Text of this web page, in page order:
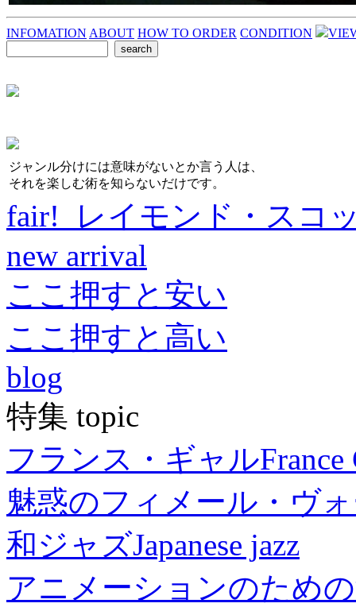
INFOMATION ABOUT HOW TO ORDER CONDITION
ジャンル分けには意味がないとか言う人は、
それを楽しむ術を知らないだけです。
fair! レイモンド・スコ
new arrival
ここ押すと安い
ここ押すと高い
blog
特集 topic
フランス・ギャルFrance
魅惑のフィメール・ヴ
和ジャズJapanese jazz
アニメーションのため